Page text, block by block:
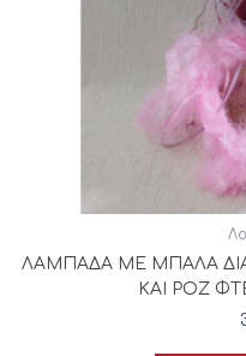
ΛΑΜΠΑΔΑ ΜΕ ΜΠΑΛΑ
ΚΑΙ ΡΟΖ